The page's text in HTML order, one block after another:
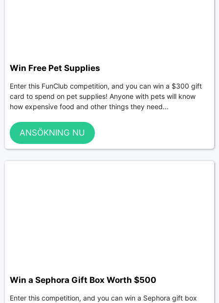
Win Free Pet Supplies
Enter this FunClub competition, and you can win a $300 gift
card to spend on pet supplies! Anyone with pets will know
how expensive food and other things they need...
ANSÖKNING NU
Win a Sephora Gift Box Worth $500
Enter this competition, and you can win a Sephora gift box